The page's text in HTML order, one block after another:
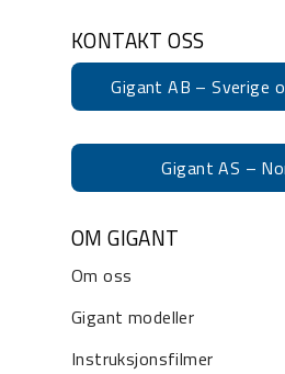
KONTAKT OSS
Gigant AB – Sverige
Gigant AS –
OM GIGANT
Om oss
Gigant modeller
Instruksjonsfilmer